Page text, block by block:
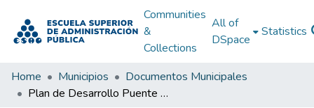
Communities
&
Collections
All of
DSpace
Statistics
Home Municipios
Documentos Municipales
Plan de Desarrollo Puente Nacional Santander 2004 - 2007: PD Puente Nacional Santander 2004 - 2007